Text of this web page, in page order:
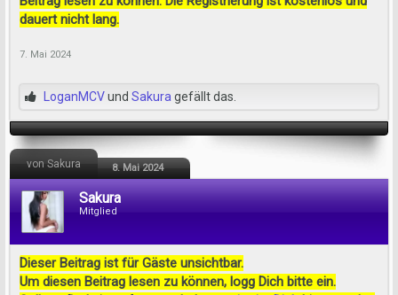
dauert nicht lang.
7. Mai 2024
LoganMCVund Sakura gefällt das.
von Sakura 8. Mai 2024
Sakura
Mitglied
Dieser Beitrag ist für Gäste unsichtbar.
Um diesen Beitrag lesen zu können, logg Dich bitte ein.